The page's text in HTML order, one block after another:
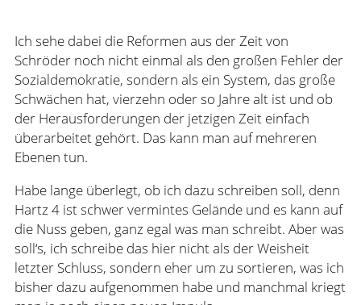
Ich sehe dabei die Reformen aus der Zeit von
Schröder noch nicht einmal als den großen Fehler der
Sozialdemokratie, sondern als ein System, das große
Schwächen hat, vierzehn oder so Jahre alt ist und ob
der Herausforderungen der jetzigen Zeit einfach
überarbeitet gehört. Das kann man auf mehreren
Ebenen tun.
Habe lange überlegt, ob ich dazu schreiben soll, denn
Hartz 4 ist schwer vermintes Gelände und es kann auf
die Nuss geben, ganz egal was man schreibt. Aber was
soll‘s, ich schreibe das hier nicht als der Weisheit
letzter Schluss, sondern eher um zu sortieren, was ich
bisher dazu aufgenommen habe und manchmal kriegt